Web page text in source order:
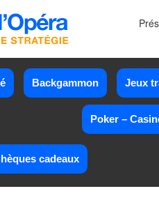
Backgammon Jeux
Poker –
cadeaux